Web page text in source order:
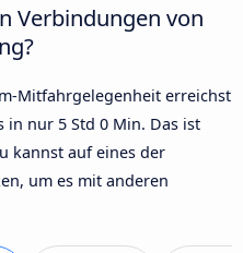
Verbindungen von
Mitfahrgelegenheit erreichst
in nur 5 Std 0 Min. Das ist
kannst auf eines der
um es mit anderen